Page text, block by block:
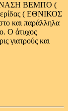
ΒΕΜΠΟ (
( ΕΘΝΙΚΟΣ
και παράλληλα
Ο άτυχος
γιατρούς και